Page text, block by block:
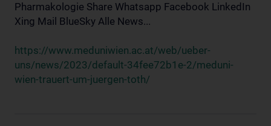
Pharmakologie Share Whatsapp Facebook LinkedIn
Xing Mail BlueSky Alle News...
https://www.meduniwien.ac.at/web/ueber-
uns/news/2023/default-34fee72b1e-2/meduni-
wien-trauert-um-juergen-toth/